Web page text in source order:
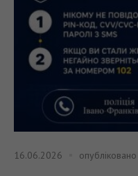
16.06.2026 опубліковано